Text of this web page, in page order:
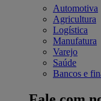
Automotiva
Agricultura
Logística
Manufatura
Varejo
Saúde
Bancos e